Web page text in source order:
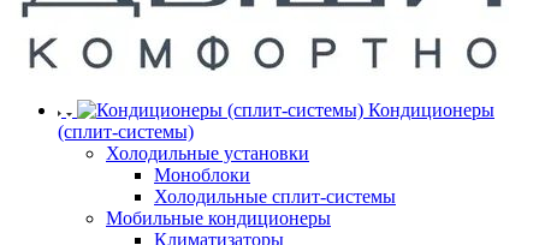
Кондиционеры
(сплит-системы)
Холодильные установки
Моноблоки
Холодильные сплит-системы
Мобильные кондиционеры
Климатизаторы